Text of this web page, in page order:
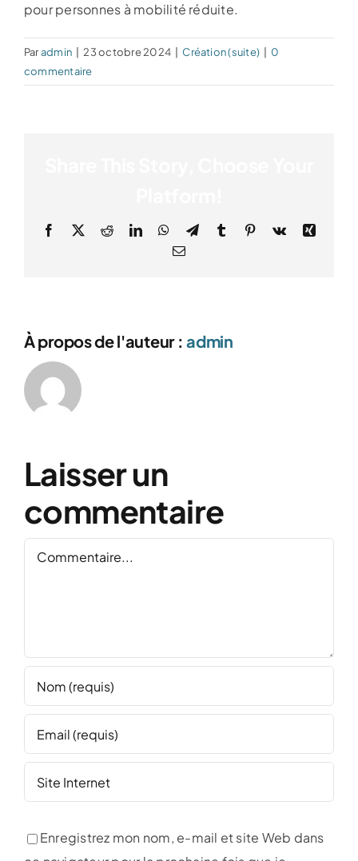
pour personnes à mobilité réduite.
Paradmin 23 octobre 2024 Création (suite)
0
commentaire
Facebook
X RedditLinkedInWhatsApp
TelegramTumblr Pinterest
Vk
Xing
Email
À propos de l'auteur :admin
Laisser un
commentaire
Commentaire
Enregistrez mon nom, e-mail et site Web dans